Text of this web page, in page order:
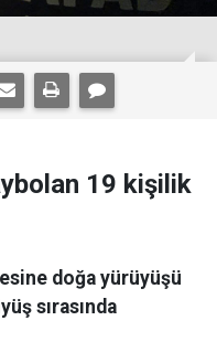
19 kişilik
doğa yürüyüşü
sırasında